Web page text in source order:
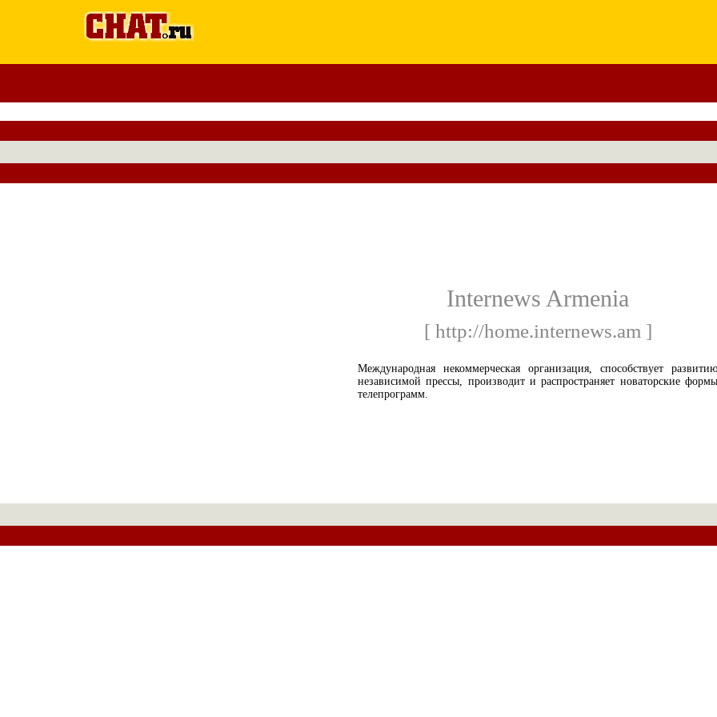
Internews Armenia
[ http://home.internews.am ]
Международная некоммерческая организация, способствует развитию
независимой прессы, производит и распространяет новаторские формы
телепрограмм.